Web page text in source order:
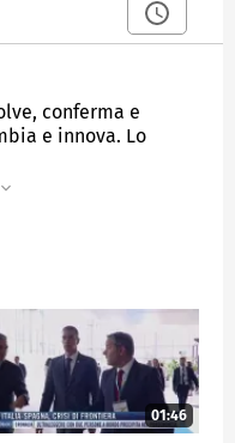
conferma e
e innova. Lo
01:46